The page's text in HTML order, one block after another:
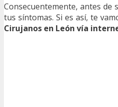
Consecuentemente, antes de
tus síntomas. Si es así, te
Cirujanos en León vía